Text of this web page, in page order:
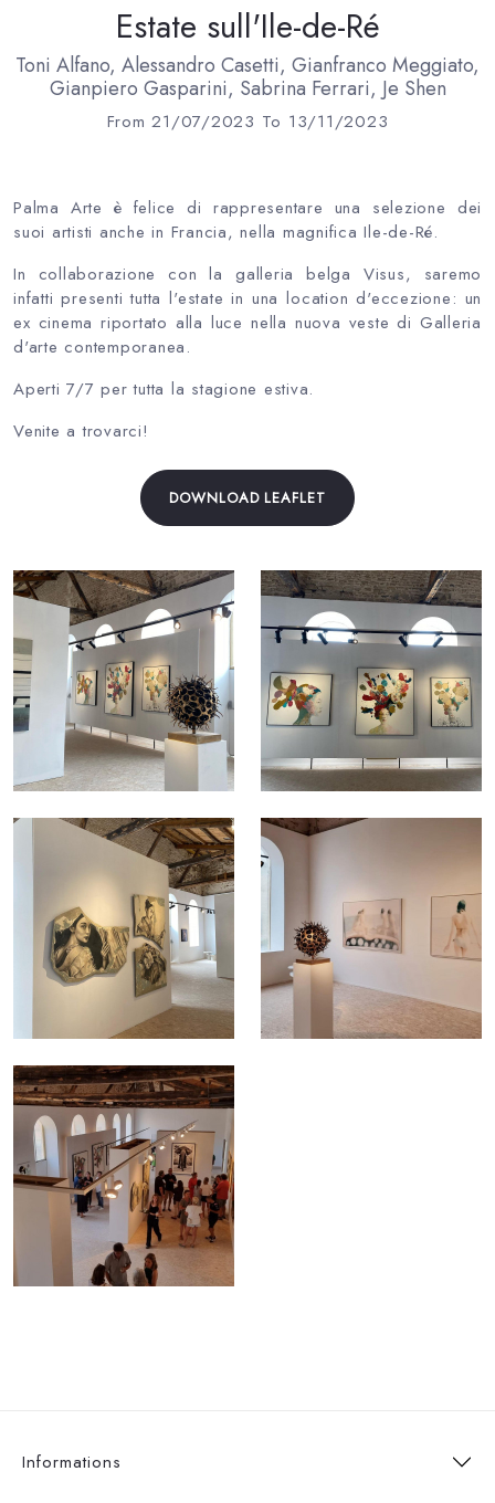
Estate sull'Ile-de-Ré
Toni Alfano, Alessandro Casetti, Gianfranco Meggiato,
Gianpiero Gasparini, Sabrina Ferrari, Je Shen
From 21/07/2023 To 13/11/2023
Palma Arte è felice di rappresentare una selezione dei
suoi artisti anche in Francia, nella magnifica Ile-de-Ré.
In collaborazione con la galleria belga Visus, saremo
infatti presenti tutta l'estate in una location d'eccezione: un
ex cinema riportato alla luce nella nuova veste di Galleria
d'arte contemporanea.
Aperti 7/7 per tutta la stagione estiva.
Venite a trovarci!
DOWNLOAD LEAFLET
Informations